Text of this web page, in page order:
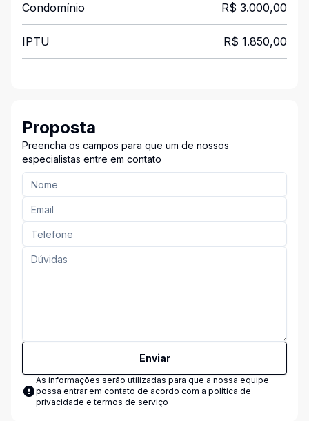
Condomínio R$ 3.000,00
IPTU R$ 1.850,00
Proposta
Preencha os campos para que um de nossos
especialistas entre em contato
Enviar
As informações serão utilizadas para que a nossa equipe
possa entrar em contato de acordo com a política de
privacidade e termos de serviço